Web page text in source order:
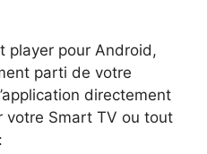
player pour Android,
parti de votre
directement
votre Smart TV ou tout